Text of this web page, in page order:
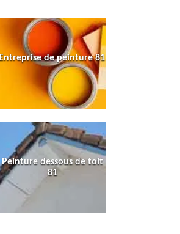
Entreprise de peinture 81
Peinture dessous de toit
81